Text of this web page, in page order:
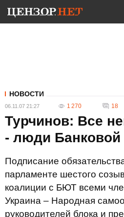
НОВОСТИ
06.11.07 21:27 1 270 18
Турчинов: Все
- люди Банковой
Подписание
парламенте шестого
коалиции с БЮТ всеми
Украина – Народная
руководителей блока и